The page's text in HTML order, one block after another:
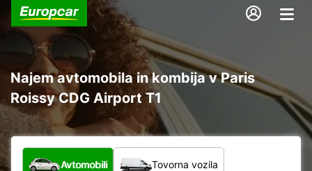
Najem avtomobila in kombija v Paris
Roissy CDG Airport T1
Katera vrsta vozila?
Avtomobili Tovorna vozila